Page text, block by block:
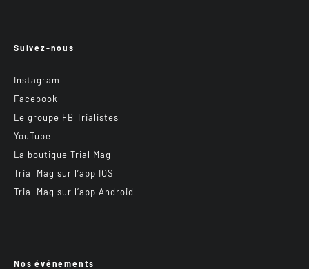
Suivez-nous
Instagram
Facebook
Le groupe FB Trialistes
YouTube
La boutique Trial Mag
Trial Mag sur l’app IOS
Trial Mag sur l’app Android
Nos événements